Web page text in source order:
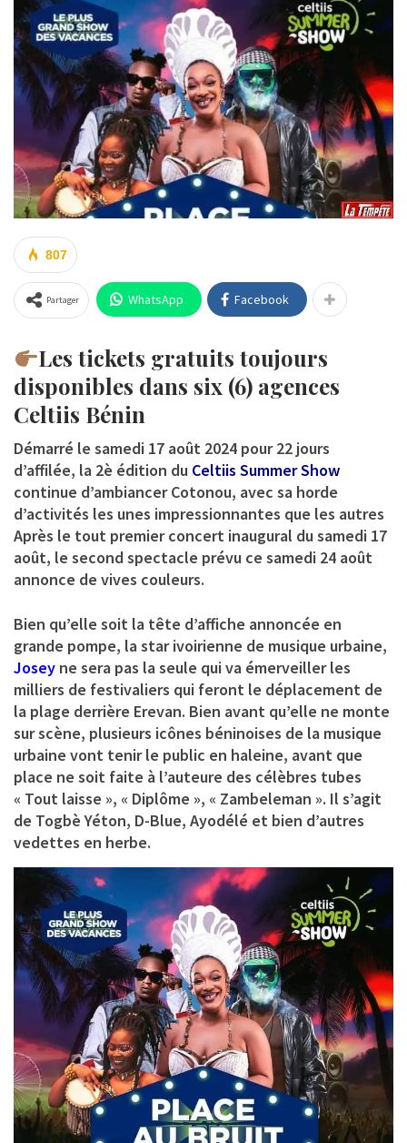
807
Partager WhatsApp Facebook
Les tickets gratuits toujours
disponibles dans six (6) agences
Celtiis Bénin
Démarré le samedi 17 août 2024 pour 22 jours
d’affilée, la 2è édition du Celtiis Summer Show
continue d’ambiancer Cotonou, avec sa horde
d’activités les unes impressionnantes que les autres
Après le tout premier concert inaugural du samedi 17
août, le second spectacle prévu ce samedi 24 août
annonce de vives couleurs.
Bien qu’elle soit la tête d’affiche annoncée en
grande pompe, la star ivoirienne de musique urbaine,
Josey ne sera pas la seule qui va émerveiller les
milliers de festivaliers qui feront le déplacement de
la plage derrière Erevan. Bien avant qu’elle ne monte
sur scène, plusieurs icônes béninoises de la musique
urbaine vont tenir le public en haleine, avant que
place ne soit faite à l’auteure des célèbres tubes
« Tout laisse », « Diplôme », « Zambeleman ». Il s’agit
de Togbè Yéton, D-Blue, Ayodélé et bien d’autres
vedettes en herbe.